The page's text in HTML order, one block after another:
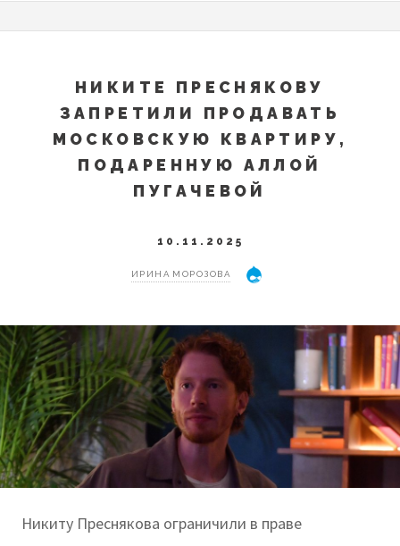
НИКИТЕ ПРЕСНЯКОВУ
ЗАПРЕТИЛИ ПРОДАВАТЬ
МОСКОВСКУЮ КВАРТИРУ,
ПОДАРЕННУЮ АЛЛОЙ
ПУГАЧЕВОЙ
10.11.2025
ИРИНА МОРОЗОВА
Никиту Преснякова ограничили в праве